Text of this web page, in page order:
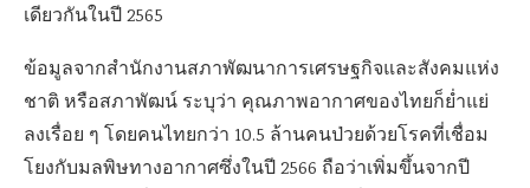
เดียวกันในปี 2565
ข้อมูลจากสำนักงานสภาพัฒนาการเศรษฐกิจและสังคมแห่ง
ชาติ หรือสภาพัฒน์ ระบุว่า คุณภาพอากาศของไทยก็ย่ำแย่
ลงเรื่อย ๆ โดยคนไทยกว่า 10.5 ล้านคนป่วยด้วยโรคที่เชื่อม
โยงกับมลพิษทางอากาศซึ่งในปี 2566 ถือว่าเพิ่มขึ้นจากปี